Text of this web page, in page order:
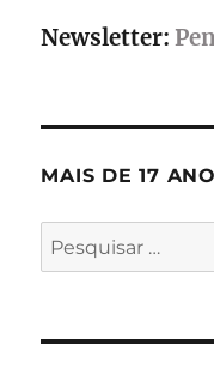
Newsletter:
MAIS DE 17
Pesquisar
por: